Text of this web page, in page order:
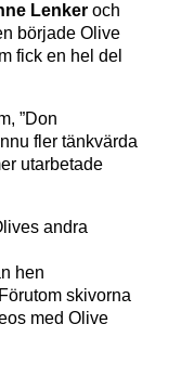
Lenker och
började Olive
fick en hel del
”Don
fler tänkvärda
utarbetade
andra
hen
skivorna
med Olive